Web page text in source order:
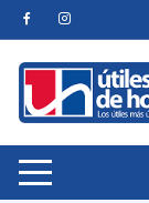
Skip
to
content